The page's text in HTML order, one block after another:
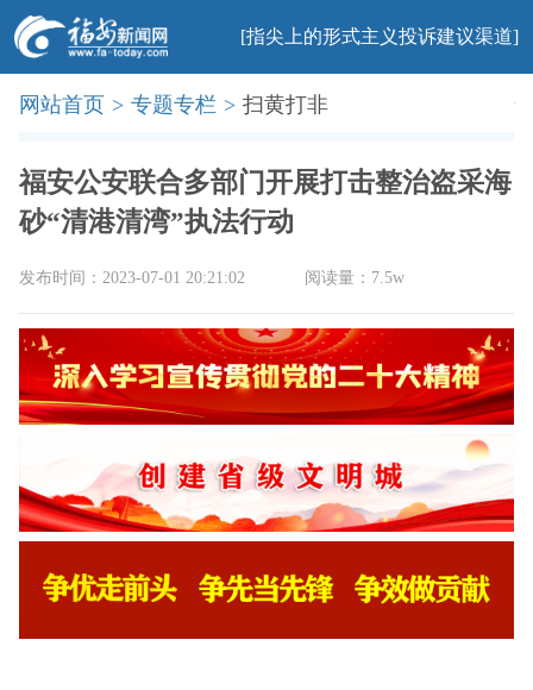
[指尖上的形式主义投诉建议渠道]
首页 新闻 社会 民生 法治
教育
网站首页 > 专题专栏 > 扫黄打非
福安公安联合多部门开展打击整治盗采海
砂“清港清湾”执法行动
阅读量：7.5w
发布时间：2023-07-01 20:21:02